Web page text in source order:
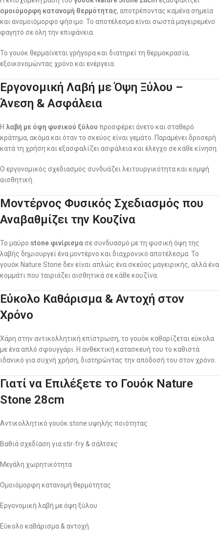
ομοιόμορφη κατανομή θερμότητας, αποτρέποντας καμένα σημεία
και ανομοιόμορφο ψήσιμο. Το αποτέλεσμα είναι σωστά μαγειρεμένο
φαγητό σε όλη την επιφάνεια.
Το γουόκ θερμαίνεται γρήγορα και διατηρεί τη θερμοκρασία,
εξοικονομώντας χρόνο και ενέργεια.
Εργονομική Λαβή με Όψη Ξύλου –
Άνεση & Ασφάλεια
Η λαβή με όψη φυσικού ξύλου προσφέρει άνετο και σταθερό
κράτημα, ακόμα και όταν το σκεύος είναι γεμάτο. Παραμένει δροσερή
κατά τη χρήση και εξασφαλίζει ασφάλεια και έλεγχο σε κάθε κίνηση.
Ο εργονομικός σχεδιασμός συνδυάζει λειτουργικότητα και κομψή
αισθητική.
Μοντέρνος Φυσικός Σχεδιασμός που
Αναβαθμίζει την Κουζίνα
Το μαύρο stone φινίρισμα σε συνδυασμό με τη φυσική όψη της
λαβής δημιουργεί ένα μοντέρνο και διαχρονικό αποτέλεσμα. Το
γουόκ Nature Stone δεν είναι απλώς ένα σκεύος μαγειρικής, αλλά ένα
κομμάτι που ταιριάζει αισθητικά σε κάθε κουζίνα.
Εύκολο Καθάρισμα & Αντοχή στον
Χρόνο
Χάρη στην αντικολλητική επίστρωση, το γουόκ καθαρίζεται εύκολα
με ένα απλό σφουγγάρι. Η ανθεκτική κατασκευή του το καθιστά
ιδανικό για συχνή χρήση, διατηρώντας την απόδοσή του στον χρόνο.
Γιατί να Επιλέξετε το Γουόκ Nature
Stone 28cm
Αντικολλητικό γουόκ stone υψηλής ποιότητας
Βαθιά σχεδίαση για stir-fry & σάλτσες
Μεγάλη χωρητικότητα
Ομοιόμορφη κατανομή θερμότητας
Εργονομική λαβή με όψη ξύλου
Εύκολο καθάρισμα & αντοχή